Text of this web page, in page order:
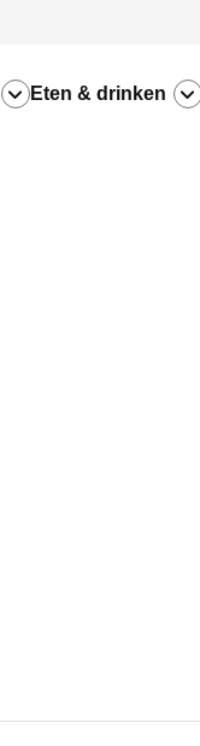
Eten & drinken